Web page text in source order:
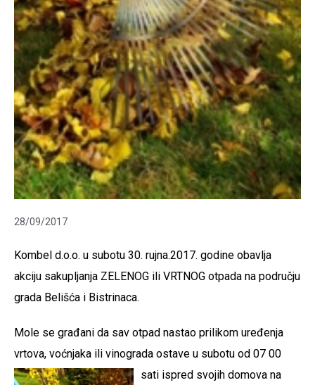
28/09/2017
Kombel d.o.o. u subotu 30. rujna.2017. godine obavlja
akciju sakupljanja ZELENOG ili VRTNOG otpada na području
grada Belišća i Bistrinaca.
Mole se građani da sav otpad nastao prilikom uređenja
vrtova, voćnjaka ili vinograda ostave u subotu od 07 00
sati ispred svojih domova na